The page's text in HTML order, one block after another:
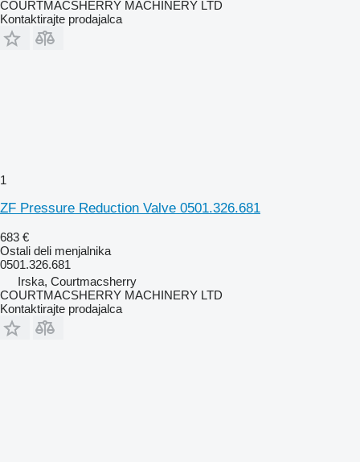
COURTMACSHERRY MACHINERY LTD
Kontaktirajte prodajalca
1
ZF Pressure Reduction Valve 0501.326.681
683 €
Ostali deli menjalnika
0501.326.681
Irska, Courtmacsherry
COURTMACSHERRY MACHINERY LTD
Kontaktirajte prodajalca